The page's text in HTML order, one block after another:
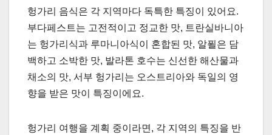
헝가리 음식은 각 지역마다 독특한 특징이 있어요.
부다페스트는 고전적이고 정교한 맛, 트란실바니아
는 헝가리식과 루마니아식이 혼합된 맛, 알푈은 담
백하고 소박한 맛, 발라톤 호수는 신선한 해산물과
채소의 맛, 서부 헝가리는 오스트리아와 독일의 영
향을 받은 맛이 특징이에요.
헝가리 여행을 계획 중이라면, 각 지역의 특징을 반